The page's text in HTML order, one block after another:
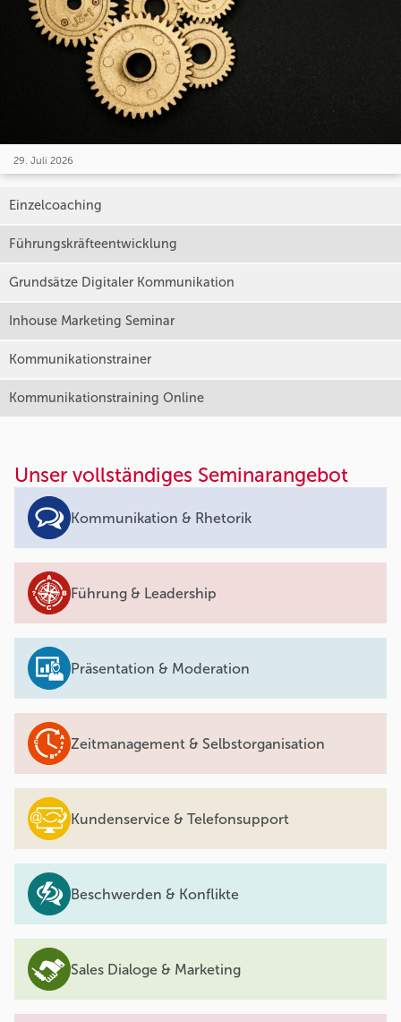
29. Juli 2026
Einzelcoaching
Führungskräfteentwicklung
Grundsätze Digitaler Kommunikation
Inhouse Marketing Seminar
Kommunikationstrainer
Kommunikationstraining Online
Unser vollständiges Seminarangebot
Kommunikation & Rhetorik
Führung & Leadership
Präsentation & Moderation
Zeitmanagement & Selbstorganisation
Kundenservice & Telefonsupport
Beschwerden & Konflikte
Sales Dialoge & Marketing